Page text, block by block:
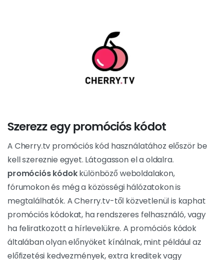
Szerezz egy promóciós kódot
A Cherry.tv promóciós kód használatához először be
kell szereznie egyet. Látogasson el a oldalra.
promóciós kódokkülönböző weboldalakon,
fórumokon és még a közösségi hálózatokon is
megtalálhatók. A Cherry.tv-től közvetlenül is kaphat
promóciós kódokat, ha rendszeres felhasználó, vagy
ha feliratkozott a hírlevelükre. A promóciós kódok
általában olyan előnyöket kínálnak, mint például az
előfizetési kedvezmények, extra kreditek vagy